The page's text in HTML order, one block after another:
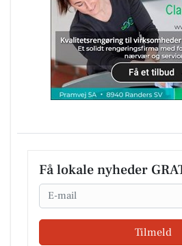
Få lokale nyheder
Email
Tilmeld